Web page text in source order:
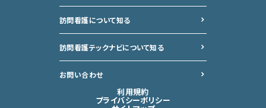
訪問看護について知る
訪問看護テックナビについて知る
お問い合わせ
利用規約
プライバシーポリシー